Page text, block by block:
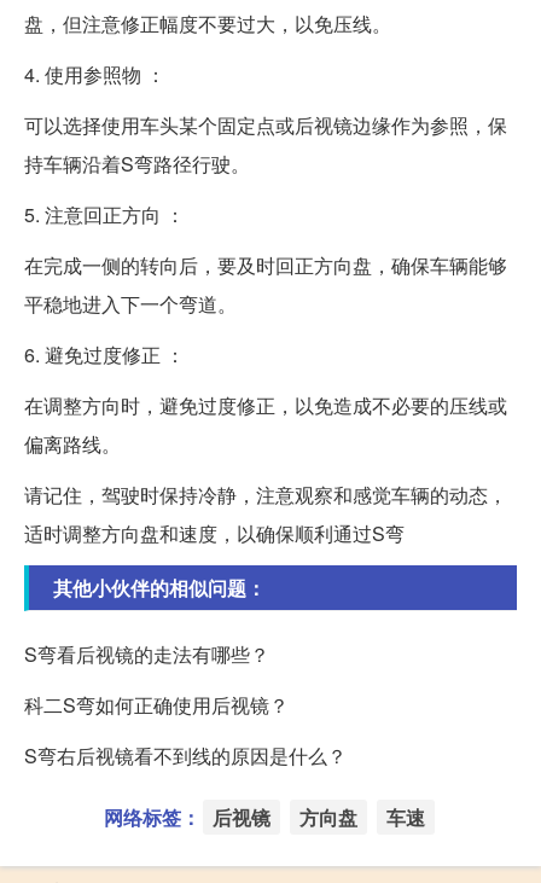
盘，但注意修正幅度不要过大，以免压线。
4. 使用参照物 ：
可以选择使用车头某个固定点或后视镜边缘作为参照，保
持车辆沿着S弯路径行驶。
5. 注意回正方向 ：
在完成一侧的转向后，要及时回正方向盘，确保车辆能够
平稳地进入下一个弯道。
6. 避免过度修正 ：
在调整方向时，避免过度修正，以免造成不必要的压线或
偏离路线。
请记住，驾驶时保持冷静，注意观察和感觉车辆的动态，
适时调整方向盘和速度，以确保顺利通过S弯
其他小伙伴的相似问题：
S弯看后视镜的走法有哪些？
科二S弯如何正确使用后视镜？
S弯右后视镜看不到线的原因是什么？
网络标签： 后视镜 方向盘 车速